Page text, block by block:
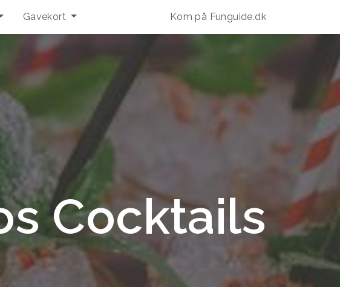
Gavekort Kom på Funguide.dk
Cocktails